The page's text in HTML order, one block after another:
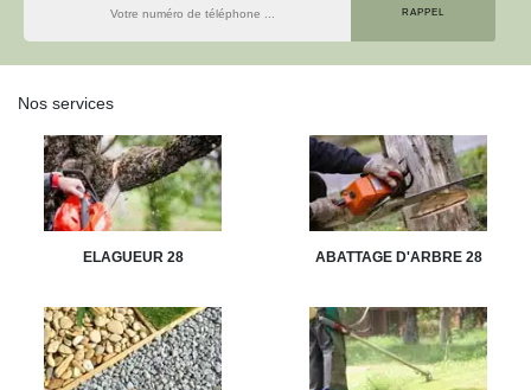
Nos services
ELAGUEUR 28 ABATTAGE D'ARBRE 28